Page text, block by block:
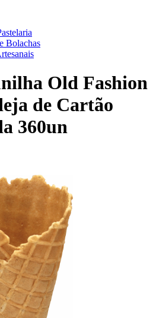
Bolachas
Old Fashion
de Cartão
360un